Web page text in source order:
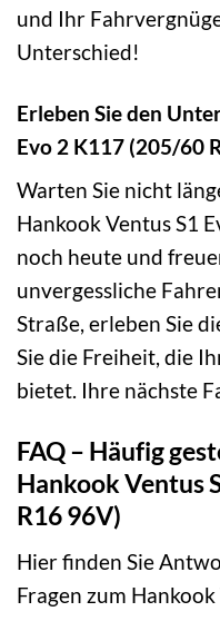
und Ihr
Unterschied!
Erleben Sie den
Evo 2 K117 (205/60
Warten Sie nicht
Hankook Ventus S1
noch heute und
unvergessliche
Straße, erleben Sie
Sie die Freiheit, die
bietet. Ihre nächste
FAQ – Häufig
Hankook Ventus
R16 96V)
Hier finden Sie
Fragen zum